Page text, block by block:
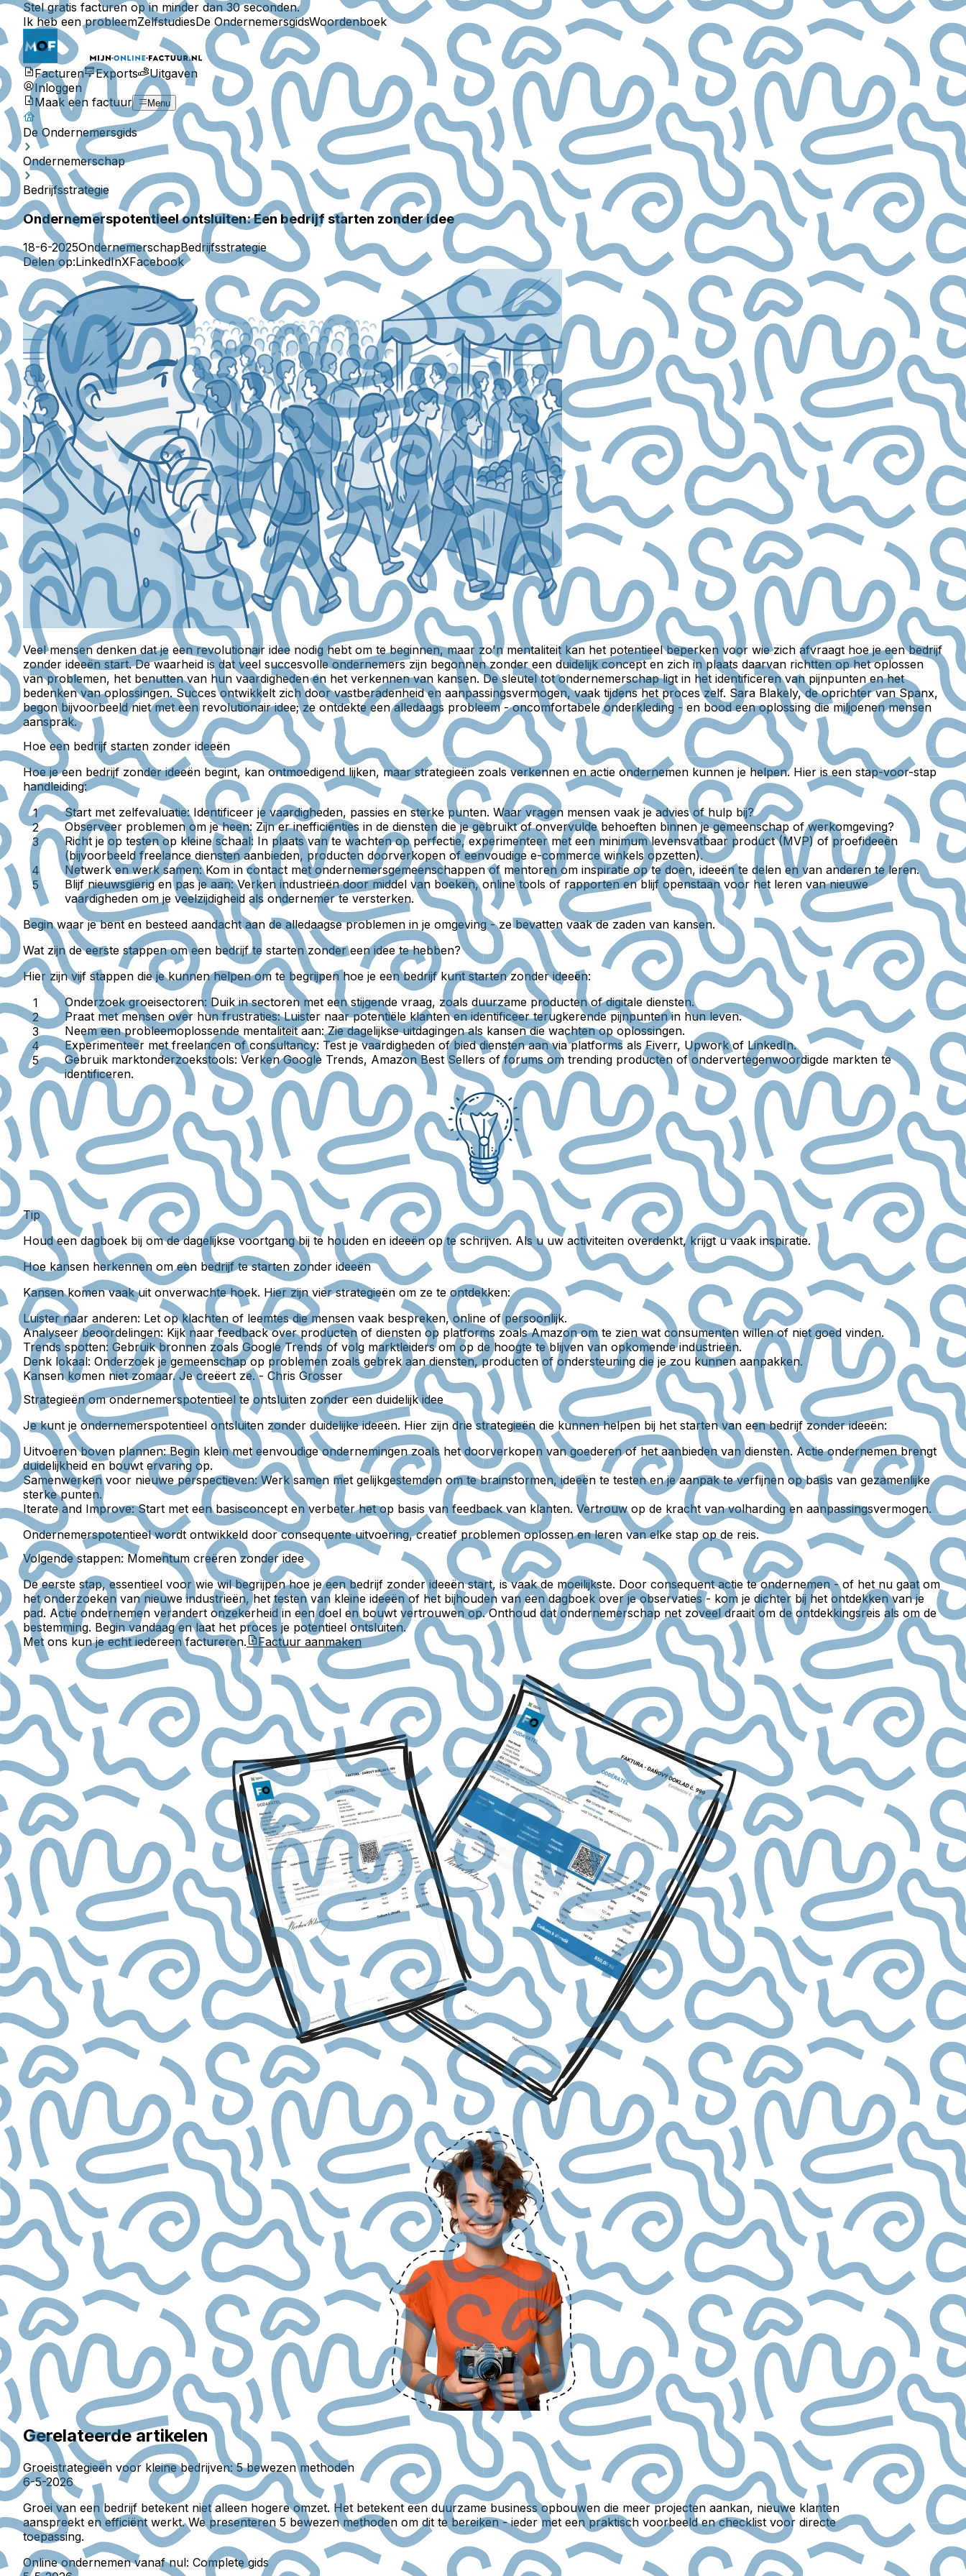
Stel gratis facturen op in minder dan 30 seconden.
Ik heb een probleemZelfstudiesDe OndernemersgidsWoordenboek
Facturen Exports
Uitgaven
Inloggen
Maak een factuur
Menu
De Ondernemersgids
Ondernemerschap
Bedrijfsstrategie
Ondernemerspotentieel ontsluiten: Een bedrijf starten zonder idee
18-6-2025OndernemerschapBedrijfsstrategie
Delen op:LinkedInXFacebook
Veel mensen denken dat je een revolutionair idee nodig hebt om te beginnen, maar zo'n mentaliteit kan het potentieel beperken voor wie zich afvraagt hoe je een bedrijf
zonder ideeën start. De waarheid is dat veel succesvolle ondernemers zijn begonnen zonder een duidelijk concept en zich in plaats daarvan richtten op het oplossen
van problemen, het benutten van hun vaardigheden en het verkennen van kansen. De sleutel tot ondernemerschap ligt in het identificeren van pijnpunten en het
bedenken van oplossingen. Succes ontwikkelt zich door vastberadenheid en aanpassingsvermogen, vaak tijdens het proces zelf. Sara Blakely, de oprichter van Spanx,
begon bijvoorbeeld niet met een revolutionair idee; ze ontdekte een alledaags probleem - oncomfortabele onderkleding - en bood een oplossing die miljoenen mensen
aansprak.
Hoe een bedrijf starten zonder ideeën
Hoe je een bedrijf zonder ideeën begint, kan ontmoedigend lijken, maar strategieën zoals verkennen en actie ondernemen kunnen je helpen. Hier is een stap-voor-stap
handleiding:
Start met zelfevaluatie:Identificeer je vaardigheden, passies en sterke punten. Waar vragen mensen vaak je advies of hulp bij?
Observeer problemen om je heen: Zijn er inefficiënties in de diensten die je gebruikt of onvervulde behoeften binnen je gemeenschap of werkomgeving?
Richt je op testen op kleine schaal: In plaats van te wachten op perfectie, experimenteer met een minimum levensvatbaar product (MVP) of proefideeën
(bijvoorbeeld freelance diensten aanbieden, producten doorverkopen of eenvoudige e-commerce winkels opzetten).
Netwerk en werk samen:Kom in contact met ondernemersgemeenschappen of mentoren om inspiratie op te doen, ideeën te delen en van anderen te leren.
Blijf nieuwsgierig en pas je aan:Verken industrieën door middel van boeken, online tools of rapporten en blijf openstaan voor het leren van nieuwe
vaardigheden om je veelzijdigheid als ondernemer te versterken.
Begin waar je bent en besteed aandacht aan de alledaagse problemen in je omgeving - ze bevatten vaak de zaden van kansen.
Wat zijn de eerste stappen om een bedrijf te starten zonder een idee te hebben?
Hier zijn vijf stappen die je kunnen helpen om te begrijpen hoe je een bedrijf kunt starten zonder ideeën:
Onderzoek groeisectoren: Duik in sectoren met een stijgende vraag, zoals duurzame producten of digitale diensten.
Praat met mensen over hun frustraties:Luister naar potentiële klanten en identificeer terugkerende pijnpunten in hun leven.
Neem een probleemoplossende mentaliteit aan:Zie dagelijkse uitdagingen als kansen die wachten op oplossingen.
Experimenteer met freelancen of consultancy: Test je vaardigheden of bied diensten aan via platforms als Fiverr, Upwork of LinkedIn.
Gebruik marktonderzoekstools: Verken Google Trends, Amazon Best Sellers of forums om trending producten of ondervertegenwoordigde markten te
identificeren.
Tip
Houd een dagboek bij om de dagelijkse voortgang bij te houden en ideeën op te schrijven. Als u uw activiteiten overdenkt, krijgt u vaak inspiratie.
Hoe kansen herkennen om een bedrijf te starten zonder ideeën
Kansen komen vaak uit onverwachte hoek. Hier zijn vier strategieën om ze te ontdekken:
Luister naar anderen: Let op klachten of leemtes die mensen vaak bespreken, online of persoonlijk.
Analyseer beoordelingen: Kijk naar feedback over producten of diensten op platforms zoals Amazon om te zien wat consumenten willen of niet goed vinden.
Trends spotten: Gebruik bronnen zoals Google Trends of volg marktleiders om op de hoogte te blijven van opkomende industrieën.
Denk lokaal: Onderzoek je gemeenschap op problemen zoals gebrek aan diensten, producten of ondersteuning die je zou kunnen aanpakken.
Kansen komen niet zomaar. Je creëert ze. - Chris Grosser
Strategieën om ondernemerspotentieel te ontsluiten zonder een duidelijk idee
Je kunt je ondernemerspotentieel ontsluiten zonder duidelijke ideeën. Hier zijn drie strategieën die kunnen helpen bij het starten van een bedrijf zonder ideeën:
Uitvoeren boven plannen:Begin klein met eenvoudige ondernemingen zoals het doorverkopen van goederen of het aanbieden van diensten. Actie ondernemen brengt
duidelijkheid en bouwt ervaring op.
Samenwerken voor nieuwe perspectieven:Werk samen met gelijkgestemden om te brainstormen, ideeën te testen en je aanpak te verfijnen op basis van gezamenlijke
sterke punten.
Iterate and Improve:Start met een basisconcept en verbeter het op basis van feedback van klanten. Vertrouw op de kracht van volharding en aanpassingsvermogen.
Ondernemerspotentieel wordt ontwikkeld door consequente uitvoering, creatief problemen oplossen en leren van elke stap op de reis.
Volgende stappen: Momentum creëren zonder idee
De eerste stap, essentieel voor wie wil begrijpen hoe je een bedrijf zonder ideeën start, is vaak de moeilijkste. Door consequent actie te ondernemen - of het nu gaat om
het onderzoeken van nieuwe industrieën, het testen van kleine ideeën of het bijhouden van een dagboek over je observaties - kom je dichter bij het ontdekken van je
pad. Actie ondernemen verandert onzekerheid in een doel en bouwt vertrouwen op. Onthoud dat ondernemerschap net zoveel draait om de ontdekkingsreis als om de
bestemming. Begin vandaag en laat het proces je potentieel ontsluiten.
Met ons kun je echt iedereen factureren.
Factuur aanmaken
Gerelateerde artikelen
Groeistrategieën voor kleine bedrijven: 5 bewezen methoden
6-5-2026
Groei van een bedrijf betekent niet alleen hogere omzet. Het betekent een duurzame business opbouwen die meer projecten aankan, nieuwe klanten
aanspreekt en efficiënt werkt. We presenteren 5 bewezen methoden om dit te bereiken - ieder met een praktisch voorbeeld en checklist voor directe
toepassing.
Online ondernemen vanaf nul: Complete gids